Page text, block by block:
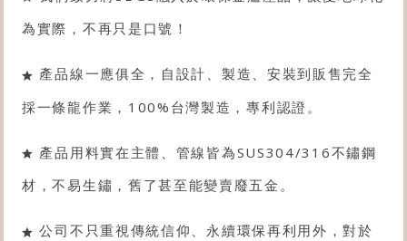
為實際，不再只是口號！
產品線一應俱全，自設計、製造、安裝到販售完全
採一條龍作業，100%台灣製造，專利認證。
產品用料實在主體、管線皆為SUS304/316不鏽鋼
材，不易生鏽，舊了甚至能變賣廢五金。
公司不只重視傳統信仰、永續環保再利用外，對於